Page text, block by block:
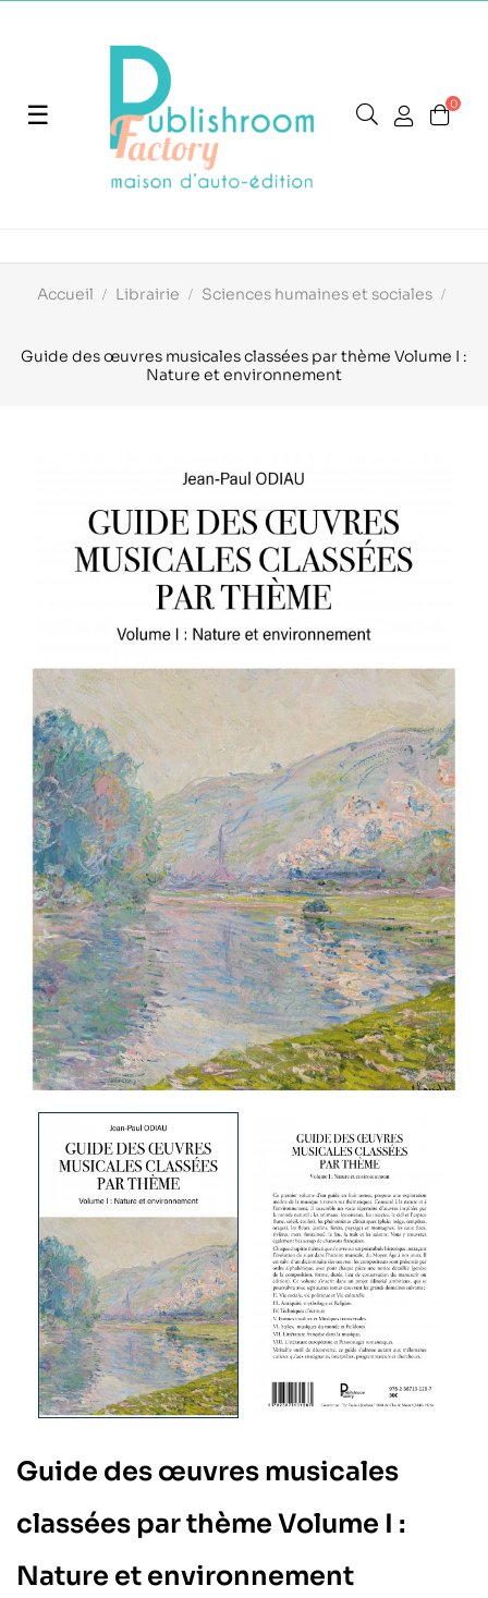
Basculer
navigation
☰ 0
Accueil Librairie Sciences humaines et sociales
Guide des œuvres musicales classées par thème Volume I :
Nature et environnement
Guide des œuvres musicales
classées par thème Volume I :
Nature et environnement